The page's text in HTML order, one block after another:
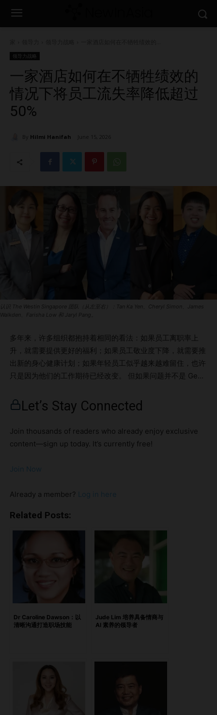
领导力战略
一家酒店如何在不牺牲绩效的
情况下将员工流失率降低超过
50%
By Hilmi Hanifah June 15, 2026
认识 The Westin Singapore 团队（从左至右）：Tan Ka Yen、Cheryl Simon、James
Walkden、Farisha Low 和 Jaryl Pang。
多年来，许多组织都抱持着相同的看法：如果员工离职率上
升，就需要提供更好的福利；如果员工敬业度下降，就需要推
出新的身心健康计划；如果年轻员工似乎越来越难留住，也许
只是因为他们的工作期待已经改变。 但如果问题并不是 Gen
任。 更多自主权。 更多有意义的成长。 以及更多愿意将他们
视为贡献者，而非等待机会的员工的领导者。 随着企业面对
职业倦怠、人才短缺以及快速变化的职场期待，一个新的问题
逐渐浮现： 在过去那种持续高压文化逐渐被质疑的今天，高
并非一个理论问题，而是真实影响着领导者如何管理团队、如
题。 酒店并未将员工福祉视为一项福利，也没有将人才留任
受到信任、重视与赋能时，他们能够发挥最佳表现。 这样的
式的领导者提供了值得借鉴的经验。 亮点职业倦怠真的是成
功必须付出的代价吗？Gen Z 并不想承担更少责任信任听起来
很柔软，但成果说明了一切最聪明的领导者未必总是负责教学
的人员工福祉不是奖励，而是基础全方位福祉与未来工作模式
未来的工作模式，可能比我们想象中更具人性
https://open.spotify.com/episode/5n6wpfXDNxuENBndFa
6tbs?si=3c92320208ca4973 职业倦怠真的是成功必须付出
的代价吗？ 酒店业从来都不是一个轻松的行业。它节奏快
高标准始终是不可妥协的。但关键差异在于，领导者如何帮助
员工长期维持这样的表现。 “这是一个依靠活力驱动的行
业，”他说。“保持快速节奏、明确目标，并庆祝成果，对于维
持员工的投入感至关重要。” The Westin Singapore 总经理
Let’s Stay Connected
Join thousands of readers who already enjoy exclusive
content—sign up today. It’s currently free!
Join Now
Already a member? Log in here
Related Posts:
Dr Caroline Dawson：以
清晰沟通打造职场技能
Jude Lim 培养具备情商与
AI 素养的领导者